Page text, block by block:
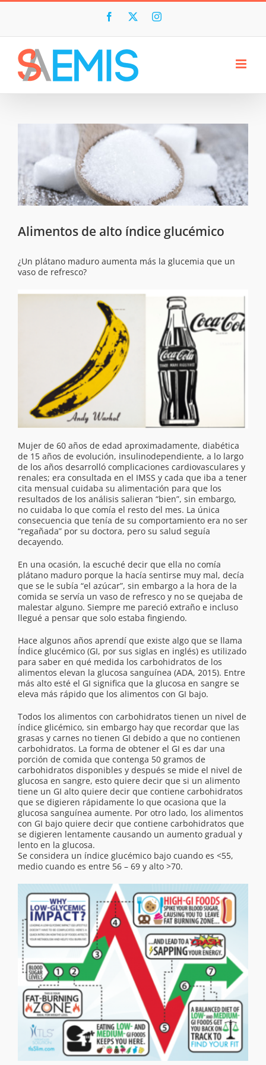
Skip
Facebook
X Instagram
Alimentos de alto índice glucémico
¿Un plátano maduro aumenta más la glucemia que un
vaso de refresco?
Mujer de 60 años de edad aproximadamente, diabética
de 15 años de evolución, insulinodependiente, a lo largo
de los años desarrolló complicaciones cardiovasculares y
renales; era consultada en el IMSS y cada que iba a tener
cita mensual cuidaba su alimentación para que los
resultados de los análisis salieran “bien”, sin embargo,
no cuidaba lo que comía el resto del mes. La única
consecuencia que tenía de su comportamiento era no ser
“regañada” por su doctora, pero su salud seguía
decayendo.
En una ocasión, la escuché decir que ella no comía
plátano maduro porque la hacía sentirse muy mal, decía
que se le subía “el azúcar”, sin embargo a la hora de la
comida se servía un vaso de refresco y no se quejaba de
malestar alguno. Siempre me pareció extraño e incluso
llegué a pensar que solo estaba fingiendo.
Hace algunos años aprendí que existe algo que se llama
Índice glucémico (GI, por sus siglas en inglés) es utilizado
para saber en qué medida los carbohidratos de los
alimentos elevan la glucosa sanguínea (ADA, 2015). Entre
más alto esté el GI significa que la glucosa en sangre se
eleva más rápido que los alimentos con GI bajo.
Todos los alimentos con carbohidratos tienen un nivel de
índice glicémico, sin embargo hay que recordar que las
grasas y carnes no tienen GI debido a que no contienen
carbohidratos. La forma de obtener el GI es dar una
porción de comida que contenga 50 gramos de
carbohidratos disponibles y después se mide el nivel de
glucosa en sangre, esto quiere decir que si un alimento
tiene un GI alto quiere decir que contiene carbohidratos
que se digieren rápidamente lo que ocasiona que la
glucosa sanguínea aumente. Por otro lado, los alimentos
con GI bajo quiere decir que contiene carbohidratos que
se digieren lentamente causando un aumento gradual y
lento en la glucosa.
Se considera un índice glucémico bajo cuando es <55,
medio cuando es entre 56 – 69 y alto >70.